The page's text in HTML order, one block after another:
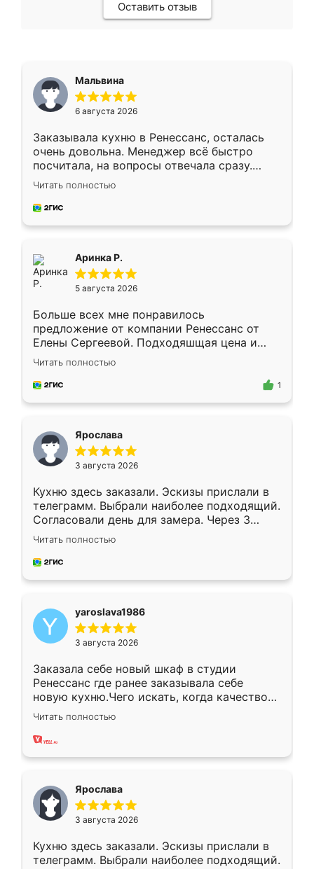
Оставить отзыв
Мальвина
6 августа 2026
Заказывала кухню в Ренессанс, осталась
очень довольна. Менеджер всё быстро
посчитала, на вопросы отвечала сразу.
Замерщик приехал в субботу, подошёл к
делу со всей ответственностью. Собрали
за день, ребята работали аккуратно, даже
Читать полностью
Аринка Р.
5 августа 2026
Больше всех мне понравилось
предложение от компании Ренессанс от
Елены Сергеевой. Подходяшщая цена и
короткие сроки изготовления. Приехавший
для замера сотрудник Владислав
предложил по моему эскизу самый
Читать полностью
1
Ярослава
3 августа 2026
Кухню здесь заказали. Эскизы прислали в
телеграмм. Выбрали наиболее подходящий.
Согласовали день для замера. Через 3
недели кухня была уже готова. Остались
довольны работой. Спасибо Ренессанс
мебель за качественную работу!
Читать полностью
yaroslava1986
3 августа 2026
Заказала себе новый шкаф в студии
Ренессанс где ранее заказывала себе
новую кухню.Чего искать, когда качеством
вполне довольна. Служит кухня уже почти
два года, нареканий нет.
Читать полностью
Ярослава
3 августа 2026
Кухню здесь заказали. Эскизы прислали в
телеграмм. Выбрали наиболее подходящий.